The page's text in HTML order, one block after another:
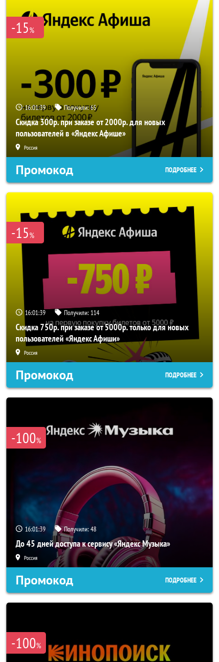
-15%
16:01:37 Получили:65
Скидка 300р. при заказе от 2000р. для новых
пользователей в «Яндекс Афише»
Россия
Промокод ПОДРОБНЕЕ
-15%
16:01:37 Получили: 114
Скидка 750р. при заказе от 5000р. только для новых
пользователей «Яндекс Афиши»
Россия
Промокод ПОДРОБНЕЕ
-100%
16:01:37 Получили:48
До 45 дней доступа к сервису «Яндекс Музыка»
Россия
Промокод ПОДРОБНЕЕ
-100%